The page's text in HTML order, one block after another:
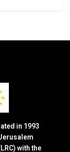
in 1993
with the